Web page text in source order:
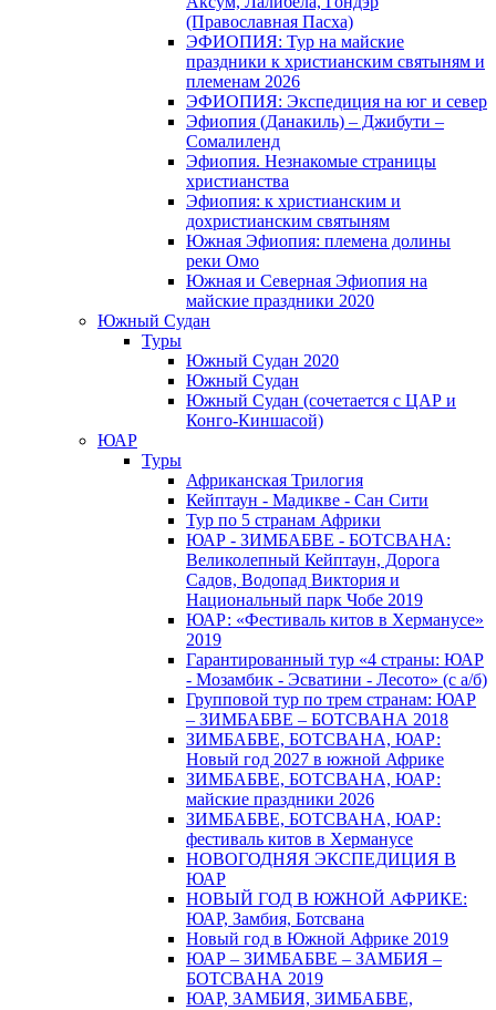
(Православная Пасха)
ЭФИОПИЯ: Тур на майские
праздники к христианским святыням и
племенам 2026
ЭФИОПИЯ: Экспедиция на юг и север
Эфиопия (Данакиль) – Джибути –
Cомалиленд
Эфиопия. Незнакомые страницы
христианства
Эфиопия: к христианским и
дохристианским святыням
Южная Эфиопия: племена долины
реки Омо
Южная и Северная Эфиопия на
майские праздники 2020
Южный Судан
Туры
Южный Cудан 2020
Южный Cудан
Южный Судан (сочетается с ЦАР и
Конго-Киншасой)
ЮАР
Туры
Африканская Трилогия
Кейптаун - Мадикве - Сан Сити
Тур по 5 странам Африки
ЮАР - ЗИМБАБВЕ - БОТСВАНА:
Великолепный Кейптаун, Дорога
Садов, Водопад Виктория и
Национальный парк Чобе 2019
ЮАР: «Фестиваль китов в Херманусе»
2019
Гарантированный тур «4 страны: ЮАР
- Мозамбик - Эсватини - Лесото» (с а/б)
Групповой тур по трем странам: ЮАР
– ЗИМБАБВЕ – БОТСВАНА 2018
ЗИМБАБВЕ, БОТСВАНА, ЮАР:
Новый год 2027 в южной Африке
ЗИМБАБВЕ, БОТСВАНА, ЮАР:
майские праздники 2026
ЗИМБАБВЕ, БОТСВАНА, ЮАР:
фестиваль китов в Херманусе
НОВОГОДНЯЯ ЭКСПЕДИЦИЯ В
ЮАР
НОВЫЙ ГОД В ЮЖНОЙ АФРИКЕ:
ЮАР, Замбия, Ботсвана
Новый год в Южной Африке 2019
ЮАР – ЗИМБАБВЕ – ЗАМБИЯ –
БОТСВАНА 2019
ЮАР, ЗАМБИЯ, ЗИМБАБВЕ,